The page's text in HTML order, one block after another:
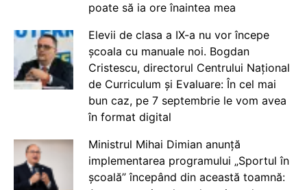
poate să ia ore înaintea mea
Elevii de clasa a IX-a nu vor începe
școala cu manuale noi. Bogdan
Cristescu, directorul Centrului Național
de Curriculum și Evaluare: În cel mai
bun caz, pe 7 septembrie le vom avea
în format digital
Ministrul Mihai Dimian anunță
implementarea programului „Sportul în
școală” începând din această toamnă: